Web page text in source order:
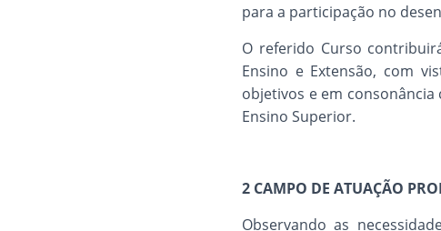
para a participação no
O referido Curso
Ensino e Extensão, com
objetivos e em
Ensino Superior.
2 CAMPO DE ATUAÇÃO
Observando as